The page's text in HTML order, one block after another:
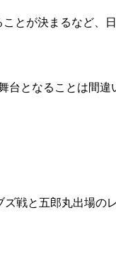
とが決まるなど、
となることは間
戦と五郎丸出場の